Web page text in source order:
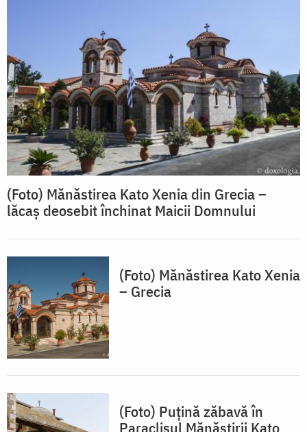
(Foto) Mănăstirea Kato Xenia din Grecia –
lăcaș deosebit închinat Maicii Domnului
(Foto) Mănăstirea Kato Xenia
– Grecia
(Foto) Puțină zăbavă în
Paraclisul Mănăstirii Kato